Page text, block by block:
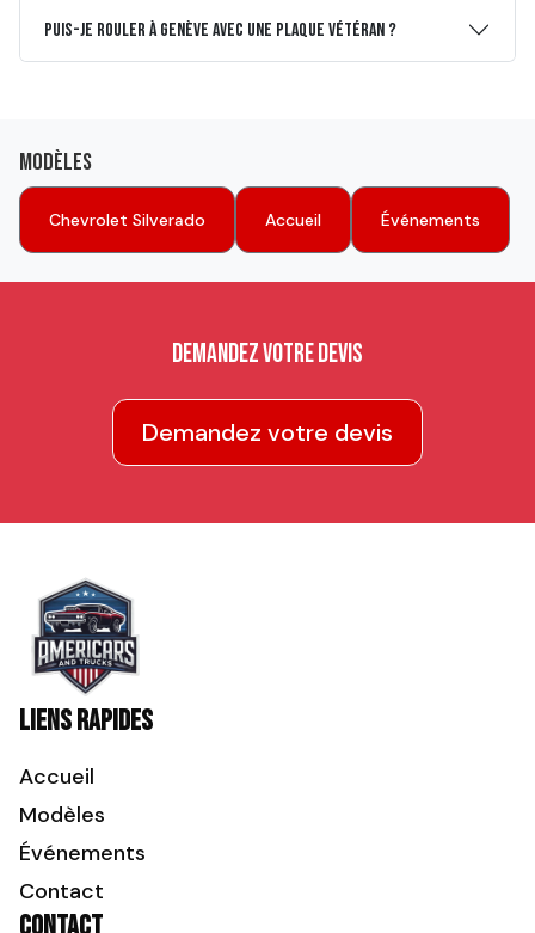
Puis-je rouler à Genève avec une plaque vétéran ?
Modèles
Chevrolet Silverado Accueil Événements
Demandez votre devis
Demandez votre devis
Liens rapides
Accueil
Modèles
Événements
Contact